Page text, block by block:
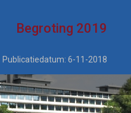
Begroting 2019
Publicatiedatum: 6-11-2018
Ambtelijke organisatie